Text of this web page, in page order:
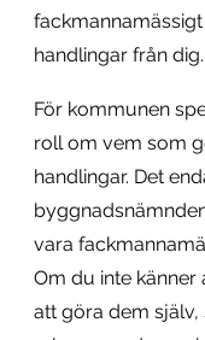
handlingar från dig.
För kommunen
roll om vem som
handlingar. Det
vara
Om du inte känner
att göra dem själv,